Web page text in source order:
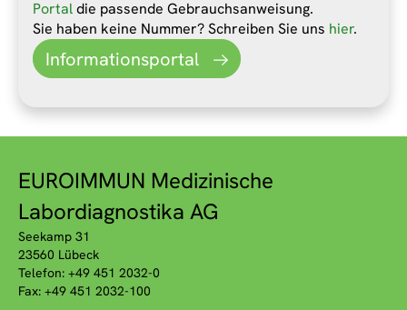
Portaldie passende Gebrauchsanweisung.
Sie haben keine Nummer? Schreiben Sie uns hier.
Informationsportal
EUROIMMUN Medizinische
Labordiagnostika AG
Seekamp 31
23560 Lübeck
Telefon: +49 451 2032-0
Fax: +49 451 2032-100